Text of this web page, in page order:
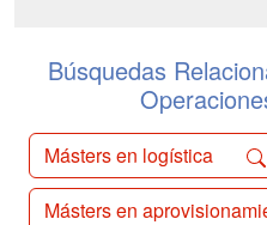
Búsquedas
Másters en logística
Másters en